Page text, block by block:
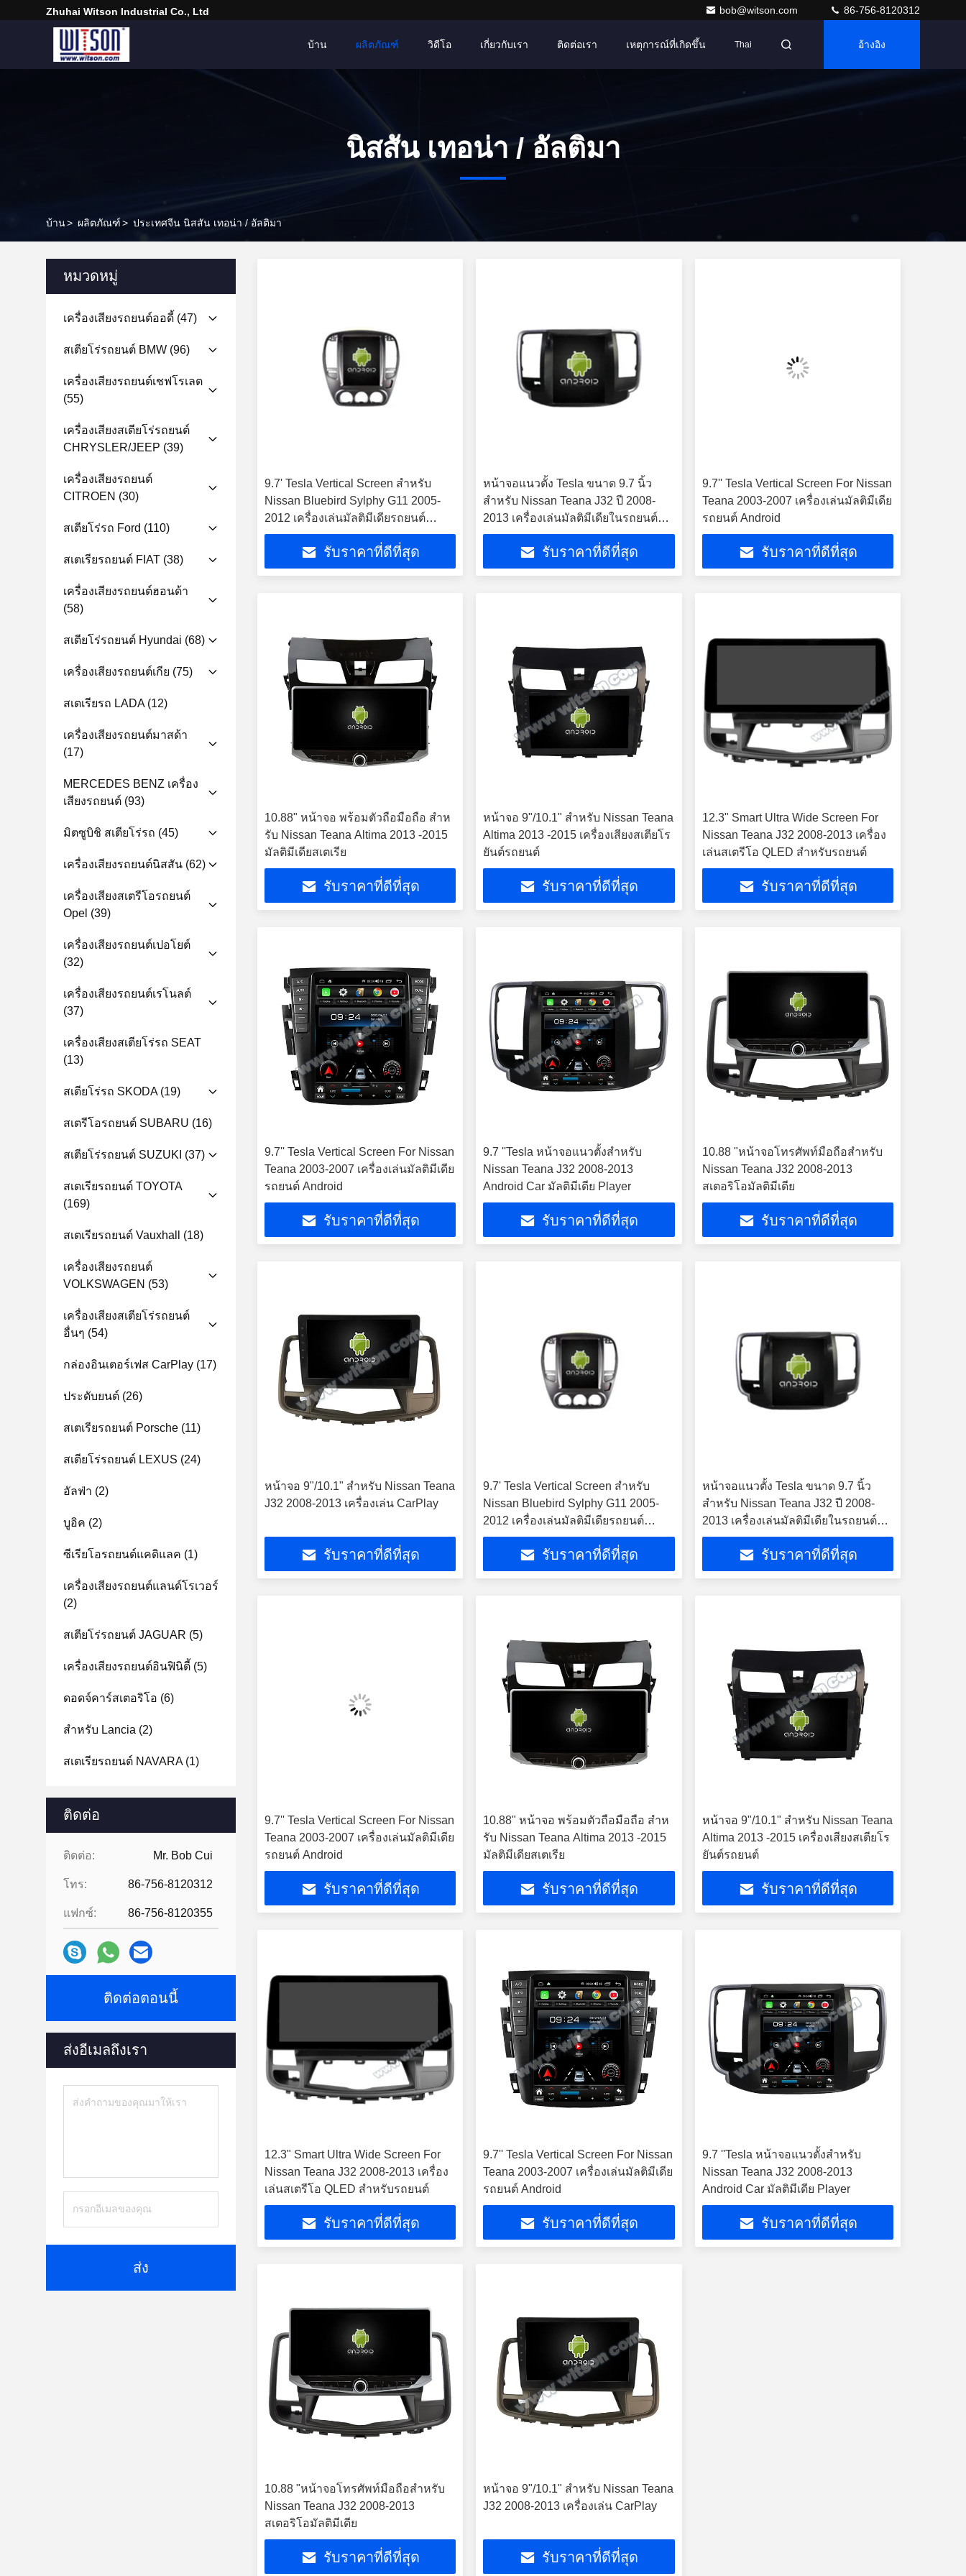
Zhuhai Witson Industrial Co., Ltd bob@witson.com 86-756-8120312
บ้าน ผลิตภัณฑ์ วิดีโอ เกี่ยวกับเรา ติดต่อเรา เหตุการณ์ที่เกิดขึ้น Thai อ้างอิง
นิสสัน เทอน่า / อัลติมา
บ้าน> ผลิตภัณฑ์> ประเทศจีน นิสสัน เทอน่า / อัลติมา
หมวดหมู่
เครื่องเสียงรถยนต์ออดี้ (47)
สเตียโร่รถยนต์ BMW (96)
เครื่องเสียงรถยนต์เชฟโรเลต
(55)
เครื่องเสียงสเตียโร่รถยนต์
CHRYSLER/JEEP (39)
เครื่องเสียงรถยนต์
CITROEN (30)
สเตียโร่รถ Ford (110)
สเตเรียรถยนต์ FIAT (38)
เครื่องเสียงรถยนต์ฮอนด้า
(58)
สเตียโร่รถยนต์ Hyundai (68)
เครื่องเสียงรถยนต์เกีย (75)
สเตเรียรถ LADA(12)
เครื่องเสียงรถยนต์มาสด้า
(17)
MERCEDES BENZ เครื่อง
เสียงรถยนต์ (93)
มิตซูบิชิ สเตียโร่รถ (45)
เครื่องเสียงรถยนต์นิสสัน (62)
เครื่องเสียงสเตรีโอรถยนต์
Opel (39)
เครื่องเสียงรถยนต์เปอโยต์
(32)
เครื่องเสียงรถยนต์เรโนลต์
(37)
เครื่องเสียงสเตียโร่รถ SEAT
(13)
สเตียโร่รถ SKODA(19)
สเตรีโอรถยนต์ SUBARU (16)
สเตียโร่รถยนต์ SUZUKI (37)
สเตเรียรถยนต์ TOYOTA
(169)
สเตเรียรถยนต์ Vauxhall (18)
เครื่องเสียงรถยนต์
VOLKSWAGEN (53)
เครื่องเสียงสเตียโร่รถยนต์
อื่นๆ (54)
กล่องอินเตอร์เฟส CarPlay (17)
ประดับยนต์ (26)
สเตเรียรถยนต์ Porsche (11)
สเตียโร่รถยนต์ LEXUS (24)
อัลฟ่า (2)
บูอิค (2)
ซีเรียโอรถยนต์แคดิแลค (1)
เครื่องเสียงรถยนต์แลนด์โรเวอร์
(2)
สเตียโร่รถยนต์ JAGUAR (5)
เครื่องเสียงรถยนต์อินฟินิตี้ (5)
ดอดจ์คาร์สเตอริโอ (6)
สําหรับ Lancia (2)
สเตเรียรถยนต์ NAVARA(1)
ติดต่อ
ติดต่อ: Mr. Bob Cui
โทร: 86-756-8120312
แฟกซ์: 86-756-8120355
ติดต่อตอนนี้
ส่งอีเมลถึงเรา
ส่ง
9.7' Tesla Vertical Screen สําหรับ
Nissan Bluebird Sylphy G11 2005-
2012 เครื่องเล่นมัลติมีเดียรถยนต์
Android
รับราคาที่ดีที่สุด
หน้าจอแนวตั้ง Tesla ขนาด 9.7 นิ้ว
สำหรับ Nissan Teana J32 ปี 2008-
2013 เครื่องเล่นมัลติมีเดียในรถยนต์
Android
รับราคาที่ดีที่สุด
9.7'' Tesla Vertical Screen For Nissan
Teana 2003-2007 เครื่องเล่นมัลติมีเดีย
รถยนต์ Android
รับราคาที่ดีที่สุด
10.88" หน้าจอ พร้อมตัวถือมือถือ สําห
รับ Nissan Teana Altima 2013 -2015
มัลติมีเดียสเตเรีย
รับราคาที่ดีที่สุด
หน้าจอ 9"/10.1" สําหรับ Nissan Teana
Altima 2013 -2015 เครื่องเสียงสเตียโร
ยันต์รถยนต์
รับราคาที่ดีที่สุด
12.3" Smart Ultra Wide Screen For
Nissan Teana J32 2008-2013 เครื่อง
เล่นสเตรีโอ QLED สําหรับรถยนต์
รับราคาที่ดีที่สุด
9.7'' Tesla Vertical Screen For Nissan
Teana 2003-2007 เครื่องเล่นมัลติมีเดีย
รถยนต์ Android
รับราคาที่ดีที่สุด
9.7 ''Tesla หน้าจอแนวตั้งสำหรับ
Nissan Teana J32 2008-2013
Android Car มัลติมีเดีย Player
รับราคาที่ดีที่สุด
10.88 "หน้าจอโทรศัพท์มือถือสำหรับ
Nissan Teana J32 2008-2013
สเตอริโอมัลติมีเดีย
รับราคาที่ดีที่สุด
หน้าจอ 9"/10.1" สําหรับ Nissan Teana
J32 2008-2013 เครื่องเล่น CarPlay
รับราคาที่ดีที่สุด
9.7' Tesla Vertical Screen สําหรับ
Nissan Bluebird Sylphy G11 2005-
2012 เครื่องเล่นมัลติมีเดียรถยนต์
Android
รับราคาที่ดีที่สุด
หน้าจอแนวตั้ง Tesla ขนาด 9.7 นิ้ว
สำหรับ Nissan Teana J32 ปี 2008-
2013 เครื่องเล่นมัลติมีเดียในรถยนต์
Android
รับราคาที่ดีที่สุด
9.7'' Tesla Vertical Screen For Nissan
Teana 2003-2007 เครื่องเล่นมัลติมีเดีย
รถยนต์ Android
รับราคาที่ดีที่สุด
10.88" หน้าจอ พร้อมตัวถือมือถือ สําห
รับ Nissan Teana Altima 2013 -2015
มัลติมีเดียสเตเรีย
รับราคาที่ดีที่สุด
หน้าจอ 9"/10.1" สําหรับ Nissan Teana
Altima 2013 -2015 เครื่องเสียงสเตียโร
ยันต์รถยนต์
รับราคาที่ดีที่สุด
12.3" Smart Ultra Wide Screen For
Nissan Teana J32 2008-2013 เครื่อง
เล่นสเตรีโอ QLED สําหรับรถยนต์
รับราคาที่ดีที่สุด
9.7'' Tesla Vertical Screen For Nissan
Teana 2003-2007 เครื่องเล่นมัลติมีเดีย
รถยนต์ Android
รับราคาที่ดีที่สุด
9.7 ''Tesla หน้าจอแนวตั้งสำหรับ
Nissan Teana J32 2008-2013
Android Car มัลติมีเดีย Player
รับราคาที่ดีที่สุด
10.88 "หน้าจอโทรศัพท์มือถือสำหรับ
Nissan Teana J32 2008-2013
สเตอริโอมัลติมีเดีย
รับราคาที่ดีที่สุด
หน้าจอ 9"/10.1" สําหรับ Nissan Teana
J32 2008-2013 เครื่องเล่น CarPlay
รับราคาที่ดีที่สุด